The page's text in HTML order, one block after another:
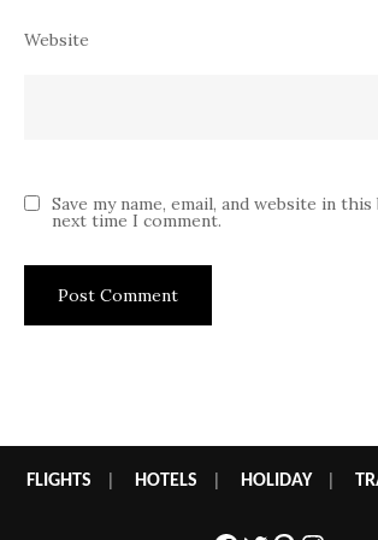
Website
Save my name, email, and website in
next time I comment.
FLIGHTS HOTELS HOLIDAY|